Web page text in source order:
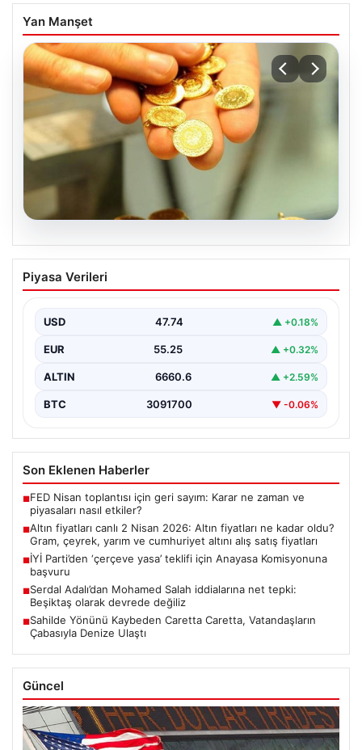
Yan Manşet
07.08.2026
Altın fiyatları canlı 2 Nisan 2026: Altın
fiyatları ne kadar oldu? Gram, çeyrek,
fiyatları
Piyasa Verileri
USD 47.74 ▲ +0.18%
EUR 55.25 ▲ +0.32%
ALTIN 6660.6 ▲ +2.59%
BTC 3091700 ▼ -0.06%
Son Eklenen Haberler
■FED Nisan toplantısı için geri sayım: Karar ne zaman ve
piyasaları nasıl etkiler?
■Altın fiyatları canlı 2 Nisan 2026: Altın fiyatları ne kadar oldu?
Gram, çeyrek, yarım ve cumhuriyet altını alış satış fiyatları
■İYİ Parti’den ‘çerçeve yasa’ teklifi için Anayasa Komisyonuna
başvuru
■Serdal Adalı’dan Mohamed Salah iddialarına net tepki:
Beşiktaş olarak devrede değiliz
■Sahilde Yönünü Kaybeden Caretta Caretta, Vatandaşların
Çabasıyla Denize Ulaştı
Güncel